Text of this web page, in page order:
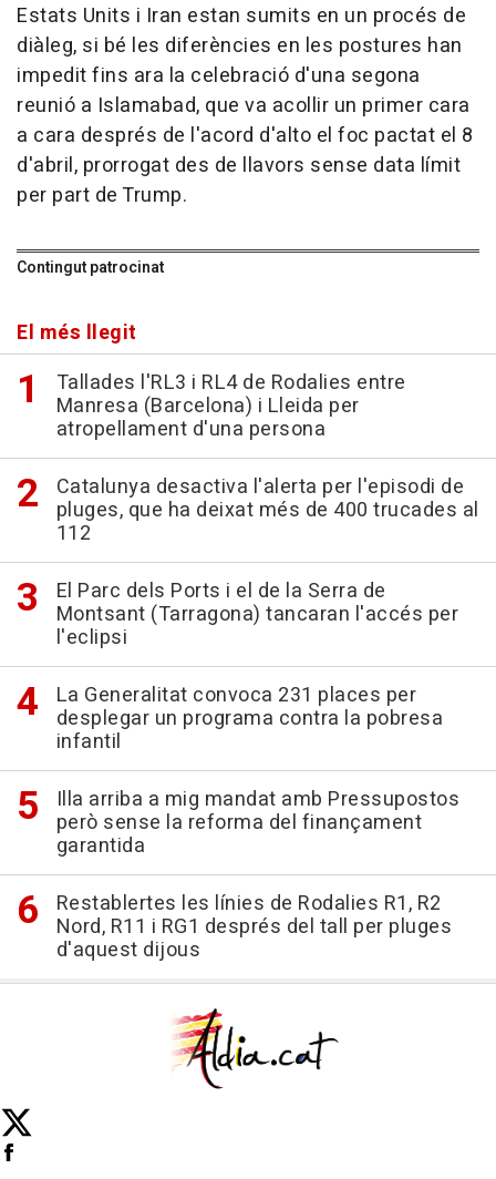
Estats Units i Iran estan sumits en un procés de
diàleg, si bé les diferències en les postures han
impedit fins ara la celebració d'una segona
reunió a Islamabad, que va acollir un primer cara
a cara després de l'acord d'alto el foc pactat el 8
d'abril, prorrogat des de llavors sense data límit
per part de Trump.
Contingut patrocinat
El més llegit
Tallades l'RL3 i RL4 de Rodalies entre
Manresa (Barcelona) i Lleida per
atropellament d'una persona
Catalunya desactiva l'alerta per l'episodi de
pluges, que ha deixat més de 400 trucades al
112
El Parc dels Ports i el de la Serra de
Montsant (Tarragona) tancaran l'accés per
l'eclipsi
La Generalitat convoca 231 places per
desplegar un programa contra la pobresa
infantil
Illa arriba a mig mandat amb Pressupostos
però sense la reforma del finançament
garantida
Restablertes les línies de Rodalies R1, R2
Nord, R11 i RG1 després del tall per pluges
d'aquest dijous